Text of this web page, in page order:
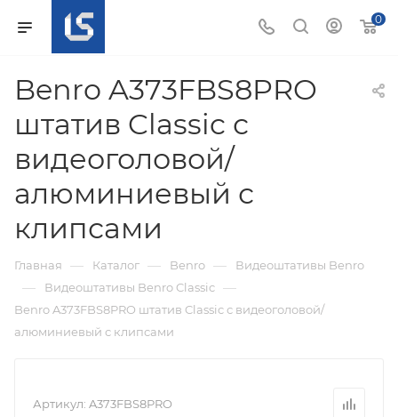
0
Benro A373FBS8PRO
штатив Classic с
видеоголовой/
алюминиевый с
клипсами
Главная — Каталог — Benro — Видеоштативы Benro
— Видеоштативы Benro Classic —
Benro A373FBS8PRO штатив Classic с видеоголовой/
алюминиевый с клипсами
Артикул: A373FBS8PRO